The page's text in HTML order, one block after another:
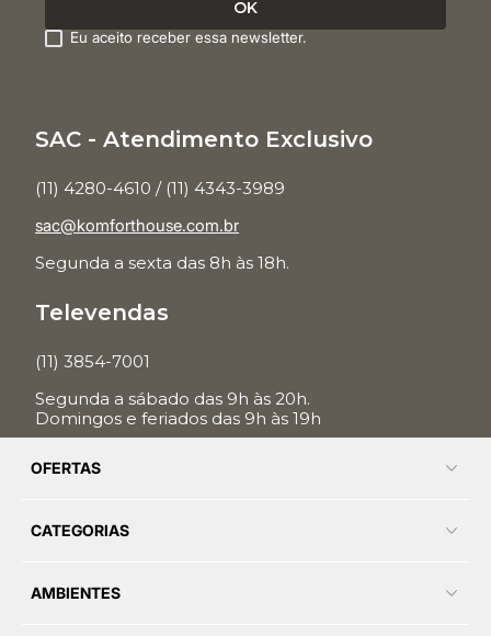
Eu aceito receber essa newsletter.
SAC - Atendimento Exclusivo
(11) 4280-4610 / (11) 4343-3989
sac@komforthouse.com.br
Segunda a sexta das 8h às 18h.
Televendas
(11) 3854-7001
Segunda a sábado das 9h às 20h.
Domingos e feriados das 9h às 19h
OFERTAS
CATEGORIAS
AMBIENTES